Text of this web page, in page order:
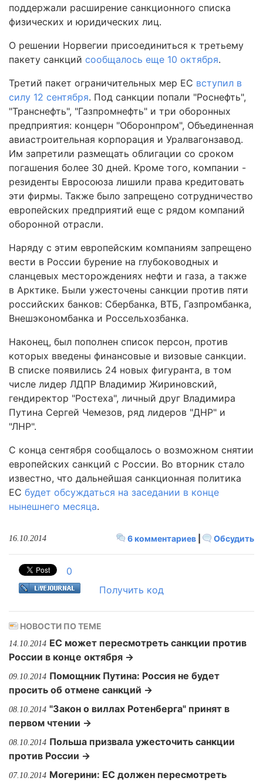
поддержали расширение санкционного списка
физических и юридических лиц.
О решении Норвегии присоединиться к третьему
пакету санкций сообщалось еще 10 октября.
Третий пакет ограничительных мер ЕС вступил в
силу 12 сентября. Под санкции попали "Роснефть",
"Транснефть", "Газпромнефть" и три оборонных
предприятия: концерн "Оборонпром", Объединенная
авиастроительная корпорация и Уралвагонзавод.
Им запретили размещать облигации со сроком
погашения более 30 дней. Кроме того, компании -
резиденты Евросоюза лишили права кредитовать
эти фирмы. Также было запрещено сотрудничество
европейских предприятий еще с рядом компаний
оборонной отрасли.
Наряду с этим европейским компаниям запрещено
вести в России бурение на глубоководных и
сланцевых месторождениях нефти и газа, а также
в Арктике. Были ужесточены санкции против пяти
российских банков: Сбербанка, ВТБ, Газпромбанка,
Внешэкономбанка и Россельхозбанка.
Наконец, был пополнен список персон, против
которых введены финансовые и визовые санкции.
В списке появились 24 новых фигуранта, в том
числе лидер ЛДПР Владимир Жириновский,
гендиректор "Ростеха", личный друг Владимира
Путина Сергей Чемезов, ряд лидеров "ДНР" и
"ЛНР".
С конца сентября сообщалось о возможном снятии
европейских санкций с России. Во вторник стало
известно, что дальнейшая санкционная политика
ЕС будет обсуждаться на заседании в конце
нынешнего месяца.
6 комментариев Обсудить
16.10.2014
0
Получить код
НОВОСТИ ПО ТЕМЕ
14.10.2014 ЕС может пересмотреть санкции против
России в конце октября →
09.10.2014 Помощник Путина: Россия не будет
просить об отмене санкций →
08.10.2014 "Закон о виллах Ротенберга" принят в
первом чтении →
08.10.2014 Польша призвала ужесточить санкции
против России →
07.10.2014 Могерини: ЕС должен пересмотреть